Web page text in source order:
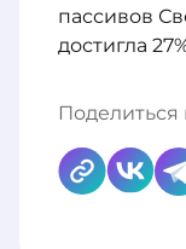
пассивов
достигла